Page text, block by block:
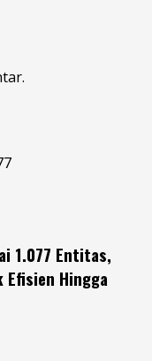
1.077 Entitas,
Efisien Hingga